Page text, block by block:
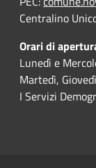
Centralino
Orari di
Lunedì e
Martedì,
I Servizi